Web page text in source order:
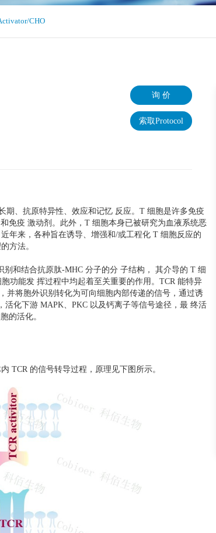
CHO
询 价
索取Protocol
、抗原特异性、效应和记忆 反应。T 细胞是许多免疫
免疫 激动剂。此外，T 细胞本身已被研究为血液系统恶
年来，各种旨在诱导、增强和/或工程化 T 细胞反应的
方法。
和结合抗原肽-MHC 分子的分 子结构， 其介导的 T 细
功能发 挥过程中均起着至关重要的作用。TCR 能特异
并将胞外识别转化为可向细胞内部传递的信号，通过诱
化下游 MAPK、PKC 以及钙离子等信号途径，最 终活
的活化。
TCR 的信号转导过程，原理见下图所示。